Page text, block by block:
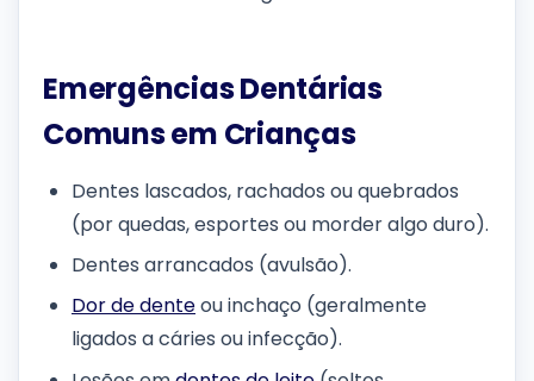
Emergências Dentárias
Comuns em Crianças
Dentes lascados, rachados ou quebrados
(por quedas, esportes ou morder algo duro).
Dentes arrancados (avulsão).
Dor de denteou inchaço (geralmente
ligados a cáries ou infecção).